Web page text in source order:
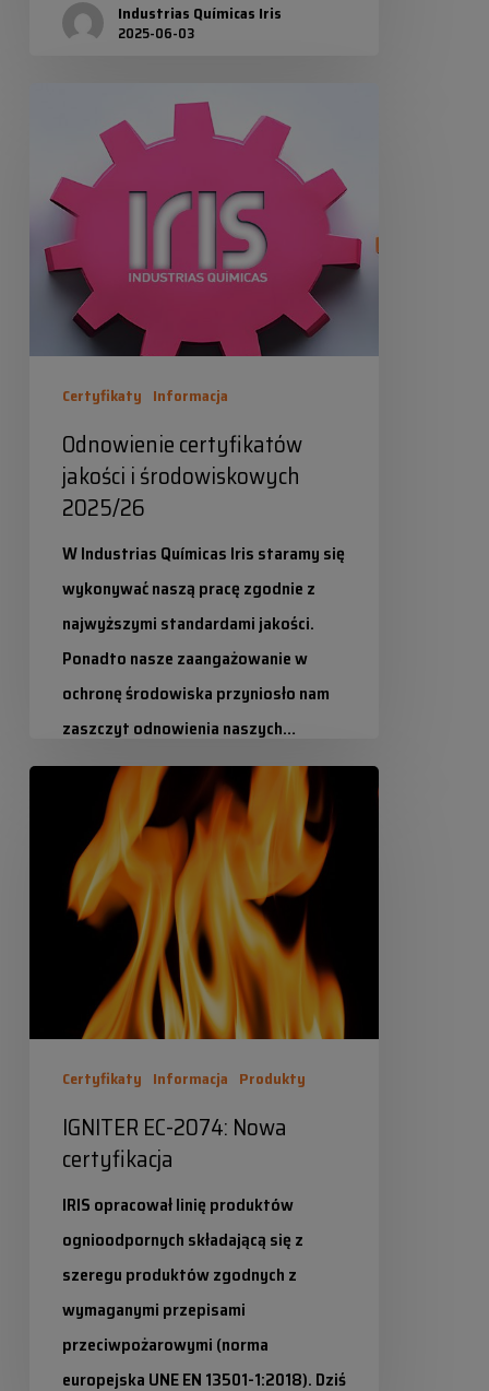
Industrias Químicas Iris
2025-06-03
certyfikatów
środowiskowych
2025/26
Certyfikaty Informacja
Odnowienie certyfikatów
jakości i środowiskowych
2025/26
W Industrias Químicas Iris staramy się
wykonywać naszą pracę zgodnie z
najwyższymi standardami jakości.
Ponadto nasze zaangażowanie w
ochronę środowiska przyniosło nam
zaszczyt odnowienia naszych…
Industrias Químicas Iris
2025-05-23
Nowa
certyfikacja
Certyfikaty Informacja Produkty
IGNITER EC-2074: Nowa
certyfikacja
IRIS opracował linię produktów
ognioodpornych składającą się z
szeregu produktów zgodnych z
wymaganymi przepisami
przeciwpożarowymi (norma
europejska UNE EN 13501-1:2018). Dziś